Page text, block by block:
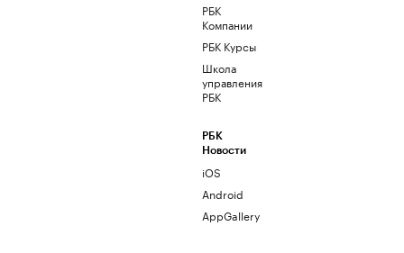
РБК
Компании
РБК Курсы
Школа
управления
РБК
РБК
Новости
iOS
Android
AppGallery